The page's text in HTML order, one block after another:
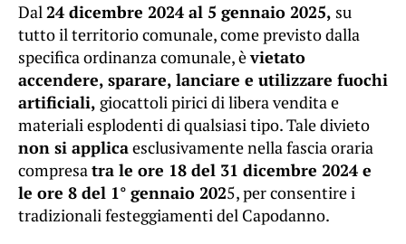
Dal24 dicembre 2024 al 5 gennaio 2025, su
tutto il territorio comunale, come previsto dalla
specifica ordinanza comunale, èvietato
accendere, sparare, lanciare e utilizzare fuochi
artificiali, giocattoli pirici di libera vendita e
materiali esplodenti di qualsiasi tipo. Tale divieto
non si applicaesclusivamente nella fascia oraria
compresatra le ore 18 del 31 dicembre 2024 e
le ore 8 del 1° gennaio 2025, per consentire i
tradizionali festeggiamenti del Capodanno.